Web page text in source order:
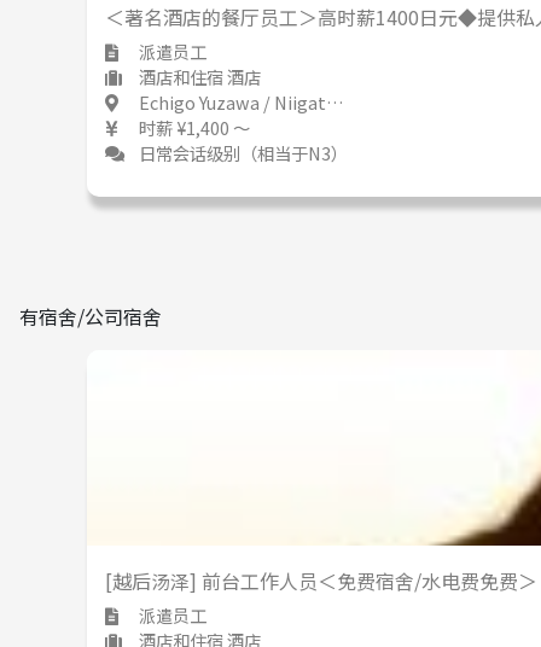
＜著名酒店的餐厅员工＞高时薪1400日元◆提供私
派遣员工
酒店和住宿 酒店
Echigo Yuzawa / Niigata 越後湯沢 / 新潟県
时薪 ¥1,400 ～
日常会话级别（相当于N3）
有宿舍/公司宿舍
[越后汤泽] 前台工作人员＜免费宿舍/水电费免费＞
派遣员工
酒店和住宿 酒店